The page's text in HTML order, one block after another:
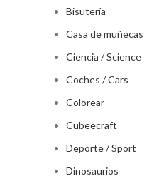
Bisutería
Casa de muñecas
Ciencia / Science
Coches / Cars
Colorear
Cubeecraft
Deporte / Sport
Dinosaurios